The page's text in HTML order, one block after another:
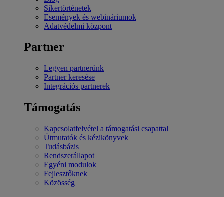
Sikertörténetek
Események és webináriumok
Adatvédelmi központ
Partner
Legyen partnerünk
Partner keresése
Integrációs partnerek
Támogatás
Kapcsolatfelvétel a támogatási csapattal
Útmutatók és kézikönyvek
Tudásbázis
Rendszerállapot
Egyéni modulok
Fejlesztőknek
Közösség